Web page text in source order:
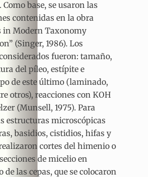
Como base, se usaron las
contenidas en la obra
in Modern Taxonomy
(Singer, 1986). Los
fueron: tamaño,
del píleo, estípite e
de este último (laminado,
otros), reacciones con KOH
(Munsell, 1975). Para
estructuras microscópicas
basidios, cistidios, hifas y
cortes del himenio o
de micelio en
de las cepas, que se colocaron